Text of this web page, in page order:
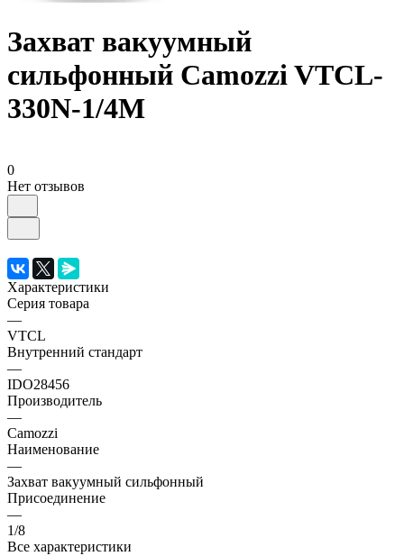
Захват вакуумный
сильфонный Camozzi VTCL-
330N-1/4M
0
Нет отзывов
Характеристики
Серия товара
—
VTCL
Внутренний стандарт
—
IDO28456
Производитель
—
Camozzi
Наименование
—
Захват вакуумный сильфонный
Присоединение
—
1/8
Все характеристики